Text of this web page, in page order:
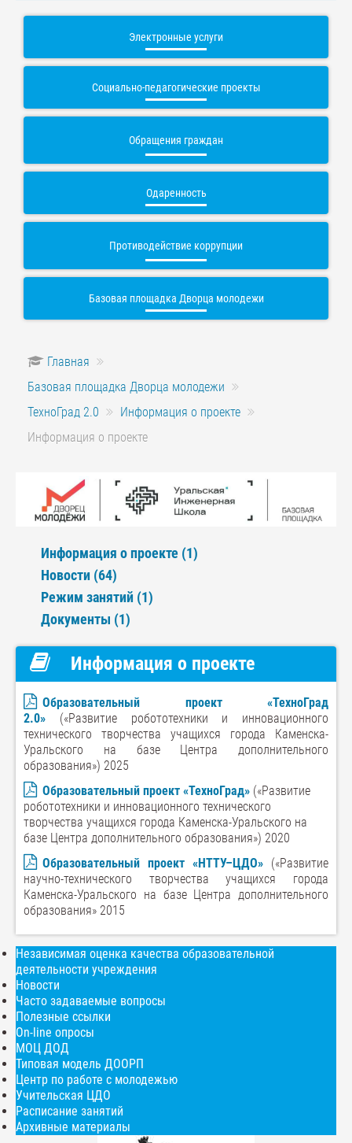
Электронные услуги
Социально-педагогические проекты
Обращения граждан
Одаренность
Противодействие коррупции
Базовая площадка Дворца молодежи
Главная
Базовая площадка Дворца молодежи
ТехноГрад 2.0
Информация о проекте
Информация о проекте
Информация о проекте (1)
Новости (64)
Режим занятий (1)
Документы (1)
Информация о проекте
Образовательный проект «ТехноГрад
2.0» («Развитие робототехники и инновационного
технического творчества учащихся города Каменска-
Уральского на базе Центра дополнительного
образования») 2025
Образовательный проект «ТехноГрад» («Развитие
робототехники и инновационного технического
творчества учащихся города Каменска-Уральского на
базе Центра дополнительного образования») 2020
Образовательный проект «НТТУ–ЦДО» («Развитие
научно-технического творчества учащихся города
Каменска-Уральского на базе Центра дополнительного
образования» 2015
Независимая оценка качества образовательной
деятельности учреждения
Новости
Часто задаваемые вопросы
Полезные ссылки
On-line опросы
МОЦ ДОД
Типовая модель ДООРП
Центр по работе с молодежью
Учительская ЦДО
Расписание занятий
Архивные материалы